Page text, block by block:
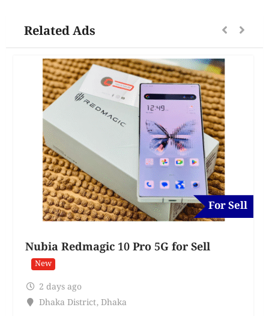
Related Ads
For Sell
Nubia Redmagic 10 Pro 5G for Sell
New
2 days ago
Dhaka District, Dhaka